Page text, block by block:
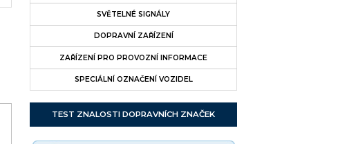
SVĚTELNÉ SIGNÁLY
DOPRAVNÍ ZAŘÍZENÍ
ZAŘÍZENÍ PRO PROVOZNÍ INFORMACE
SPECIÁLNÍ OZNAČENÍ VOZIDEL
TEST ZNALOSTI DOPRAVNÍCH ZNAČEK